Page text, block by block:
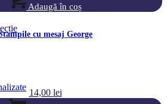
Adaugă în coș
cu mesaj George
14,00 lei